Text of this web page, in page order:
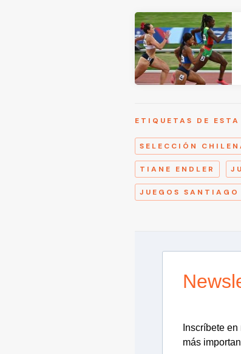
ETIQUETAS DE
SELECCIÓN
TIANE ENDLER
JUEGOS
Inscríbete
más